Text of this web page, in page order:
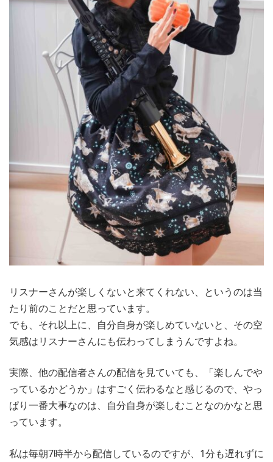
リスナーさんが楽しくないと来てくれない、というのは当
たり前のことだと思っています。
でも、それ以上に、自分自身が楽しめていないと、その空
気感はリスナーさんにも伝わってしまうんですよね。
実際、他の配信者さんの配信を見ていても、「楽しんでや
っているかどうか」はすごく伝わるなと感じるので、やっ
ぱり一番大事なのは、自分自身が楽しむことなのかなと思
っています。
私は毎朝7時半から配信しているのですが、1分も遅れずに